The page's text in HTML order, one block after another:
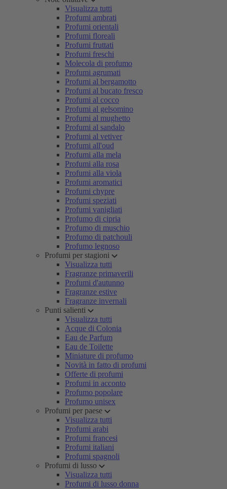
Visualizza tutti
Profumi ambrati
Profumi orientali
Profumi floreali
Profumi fruttati
Profumi freschi
Molecola di profumo
Profumi agrumati
Profumi al bergamotto
Profumi al bucato fresco
Profumi al cocco
Profumi al gelsomino
Profumi al mughetto
Profumi al sandalo
Profumi al vetiver
Profumi all'oud
Profumi alla mela
Profumi alla rosa
Profumi alla viola
Profumi aromatici
Profumi chypre
Profumi speziati
Profumi vanigliati
Profumo di cipria
Profumo di muschio
Profumo di patchouli
Profumo legnoso
Profumi per stagioni
Visualizza tutti
Fragranze primaverili
Profumi d'autunno
Fragranze estive
Fragranze invernali
Punti salienti
Visualizza tutti
Acque di Colonia
Eau de Parfum
Eau de Toilette
Miniature di profumo
Novità in fatto di profumi
Offerte di profumi
Profumi in acconto
Profumo popolare
Profumo unisex
Profumi per paese
Visualizza tutti
Profumi arabi
Profumi francesi
Profumi italiani
Profumi spagnoli
Profumi di lusso
Visualizza tutti
Profumi di lusso donna